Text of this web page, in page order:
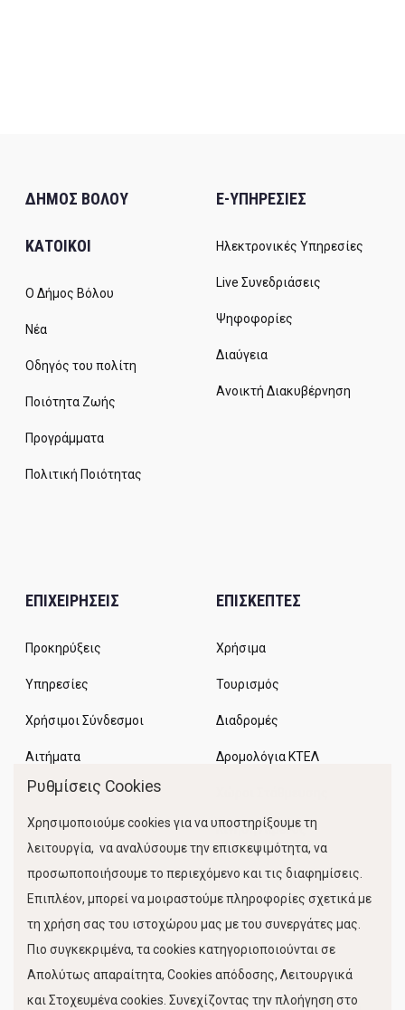
ΔΗΜΟΣ ΒΟΛΟΥ
ΚΑΤΟΙΚΟΙ
Ο Δήμος Βόλου
Νέα
Οδηγός του πολίτη
Ποιότητα Ζωής
Προγράμματα
Πολιτική Ποιότητας
E-ΥΠΗΡΕΣΙΕΣ
Ηλεκτρονικές Υπηρεσίες
Live Συνεδριάσεις
Ψηφοφορίες
Διαύγεια
Ανοικτή Διακυβέρνηση
ΕΠΙΧΕΙΡΗΣΕΙΣ
Προκηρύξεις
Υπηρεσίες
Χρήσιμοι Σύνδεσμοι
Αιτήματα
ΕΠΙΣΚΕΠΤΕΣ
Χρήσιμα
Τουρισμός
Διαδρομές
Δρομολόγια ΚΤΕΛ
Κίνηση Λιμένος
FOLLOW US
Ρυθμίσεις Cookies
Χρησιμοποιούμε cookies για να υποστηρίξουμε τη
λειτουργία, να αναλύσουμε την επισκεψιμότητα, να
προσωποποιήσουμε το περιεχόμενο και τις διαφημίσεις.
Επιπλέον, μπορεί να μοιραστούμε πληροφορίες σχετικά με
τη χρήση σας του ιστοχώρου μας με του συνεργάτες μας.
Πιο συγκεκριμένα, τα cookies κατηγοριοποιούνται σε
Απολύτως απαραίτητα, Cookies απόδοσης, Λειτουργικά
και Στοχευμένα cookies. Συνεχίζοντας την πλοήγηση στο